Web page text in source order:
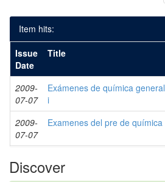
Item hits:
Issue
Date
Title
2009-
07-07
Exámenes de química general
i
2009-
07-07
Examenes del pre de química
Discover